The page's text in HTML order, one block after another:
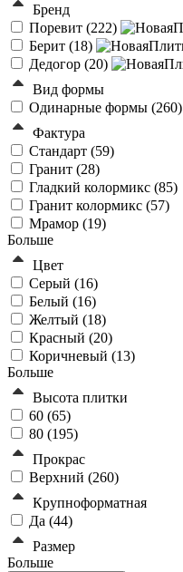
Бренд
Поревит (222)
Берит (18)
Дедогор (20)
Вид формы
Одинарные формы (260)
Фактура
Стандарт (59)
Гранит (28)
Гладкий колормикс (85)
Гранит колормикс (57)
Мрамор (19)
Больше
Цвет
Серый (16)
Белый (16)
Желтый (18)
Красный (20)
Коричневый (13)
Больше
Высота плитки
60 (65)
80 (195)
Прокрас
Верхний (260)
Крупноформатная
Да (44)
Размер
Больше